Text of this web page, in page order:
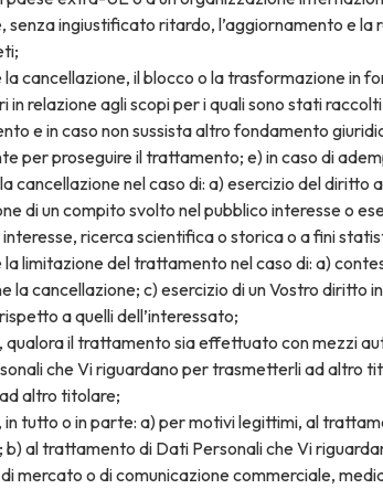
senza ingiustificato ritardo, l’aggiornamento e
cancellazione, il blocco o la trasformazione in
in relazione agli scopi per i quali sono stati
e in caso non sussista altro fondamento
per proseguire il trattamento; e) in caso di
cancellazione nel caso di: a) esercizio del
di un compito svolto nel pubblico interesse o
ricerca scientifica o storica o a fini
limitazione del trattamento nel caso di: a)
la cancellazione; c) esercizio di un Vostro diritto
a quelli dell’interessato;
qualora il trattamento sia effettuato con mezzi
che Vi riguardano per trasmetterli ad altro
altro titolare;
tutto o in parte: a) per motivi legittimi, al
al trattamento di Dati Personali che Vi
mercato o di comunicazione commerciale,